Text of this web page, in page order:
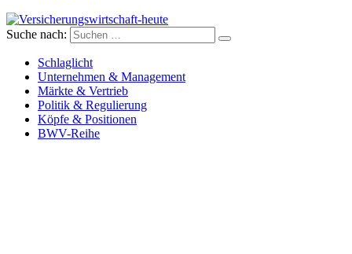
Versicherungswirtschaft-heute
Suche nach:
Schlaglicht
Unternehmen & Management
Märkte & Vertrieb
Politik & Regulierung
Köpfe & Positionen
BWV-Reihe